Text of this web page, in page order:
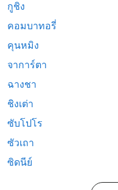
กูชิง
คอมบาทอรี่
คุนหมิง
จาการ์ตา
ฉางชา
ชิงเต่า
ซับโปโร
ซัวเถา
ซิดนีย์